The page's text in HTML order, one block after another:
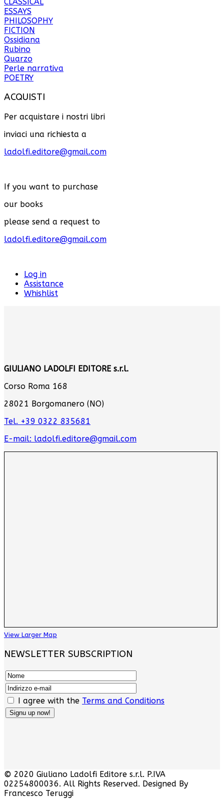
ESSAYS
PHILOSOPHY
FICTION
Ossidiana
Rubino
Quarzo
Perle narrativa
POETRY
ACQUISTI
Per acquistare i nostri libri
inviaci una richiesta a
ladolfi.editore@gmail.com
If you want to purchase
our books
please send a request to
ladolfi.editore@gmail.com
Log in
Assistance
Whishlist
GIULIANO LADOLFI EDITORE s.r.l.
Corso Roma 168
28021 Borgomanero (NO)
Tel. +39 0322 835681
E-mail: ladolfi.editore@gmail.com
View Larger Map
NEWSLETTER SUBSCRIPTION
I agree with the Terms and Conditions
© 2020 Giuliano Ladolfi Editore s.r.l. P.IVA
02254800036. All Rights Reserved. Designed By
Francesco Teruggi